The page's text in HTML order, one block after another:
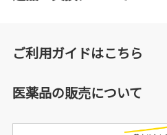
ご利用ガイドはこちら
医薬品の販売について